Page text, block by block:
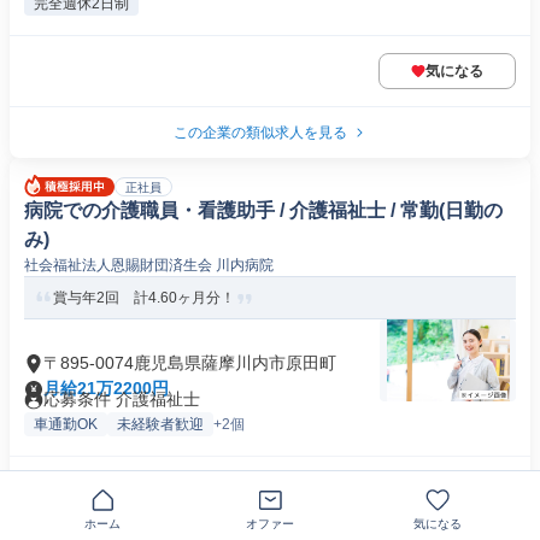
完全週休2日制
気になる
この企業の類似求人を見る
正社員
病院での介護職員・看護助手 / 介護福祉士 / 常勤(日勤の
み)
社会福祉法人恩賜財団済生会 川内病院
賞与年2回 計4.60ヶ月分！
〒895-0074鹿児島県薩摩川内市原田町
月給21万2200円
応募条件 介護福祉士
車通勤OK 未経験者歓迎 +2個
気になる
ホーム オファー 気になる